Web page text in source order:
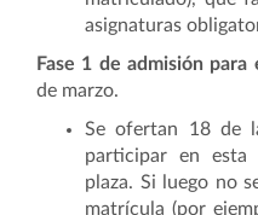
asignaturas
Fase 1 de admisión
de marzo.
Se ofertan 18 de
participar en esta
plaza. Si luego no
matrícula (por